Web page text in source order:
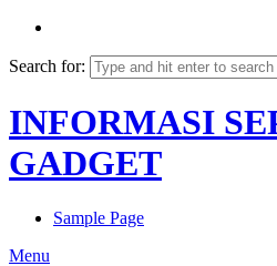
Search for:
INFORMASI
GADGET
Sample Page
Menu